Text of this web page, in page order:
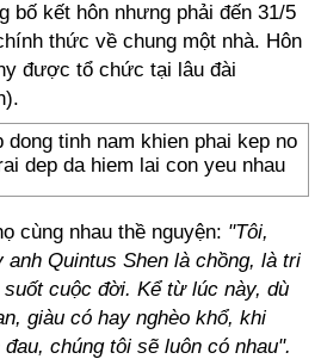
bố kết hôn nhưng phải đến 31/5
thức về chung một nhà. Hôn
được tổ chức tại lâu đài
cùng nhau thề nguyện: "Tôi,
anh Quintus Shen là chồng, là tri
cuộc đời. Kể từ lúc này, dù
giàu có hay nghèo khổ, khi
chúng tôi sẽ luôn có nhau".